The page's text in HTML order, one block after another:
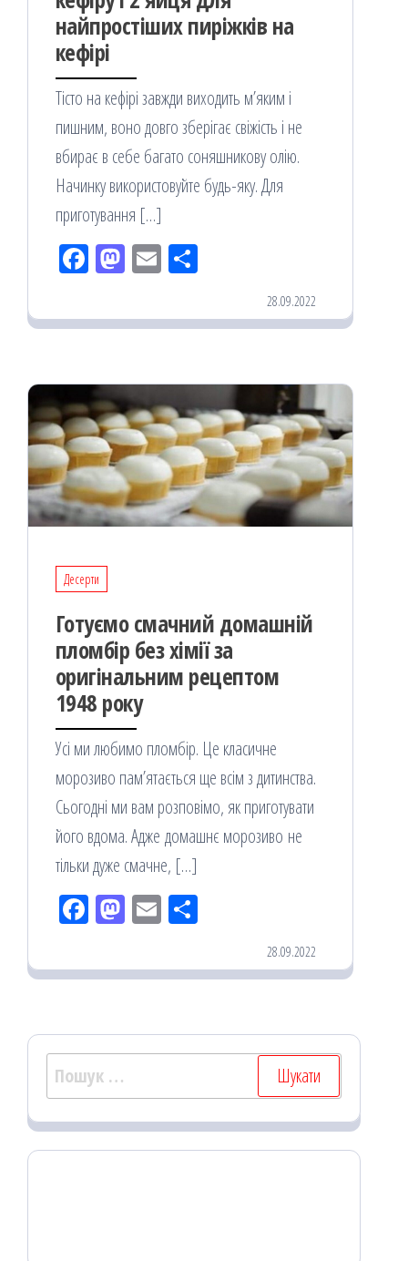
найпростіших пиріжків на
кефірі
Тісто на кефірі завжди виходить м’яким і
пишним, воно довго зберігає свіжість і не
вбирає в себе багато соняшникову олію.
Начинку використовуйте будь-яку. Для
приготування […]
Fac
oo
M
od
Em
ит
я
28.09.2022
Десерти
Готуємо смачний домашній
пломбір без хімії за
оригінальним рецептом
1948 року
Усі ми любимо пломбір. Це класичне
морозиво пам’ятається ще всім з дитинства.
Сьогодні ми вам розповімо, як приготувати
його вдома. Адже домашнє морозиво не
тільки дуже смачне, […]
Fac
oo
M
od
Em
ит
я
28.09.2022
Пошук: